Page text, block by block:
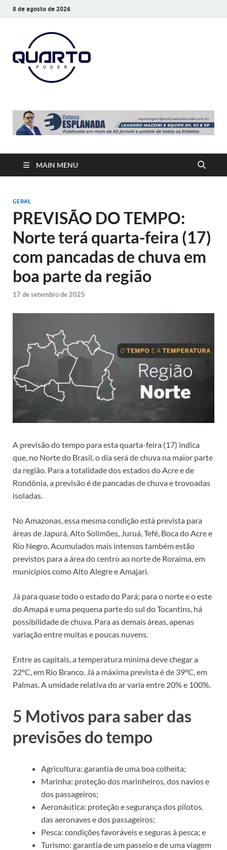
8 de agosto de 2026
MAIN MENU
GERAL
PREVISÃO DO TEMPO:
Norte terá quarta-feira (17)
com pancadas de chuva em
boa parte da região
17 de setembro de 2025
A previsão do tempo para esta quarta-feira (17) indica
que, no Norte do Brasil, o dia será de chuva na maior parte
da região. Para a totalidade dos estados do Acre e de
Rondônia, a previsão é de pancadas de chuva e trovoadas
isoladas.
No Amazonas, essa mesma condição está prevista para
áreas de Japurá, Alto Solimões, Juruá, Tefé, Boca do Acre e
Rio Negro. Acumulados mais intensos também estão
previstos para a área do centro ao norte de Roraima, em
municípios como Alto Alegre e Amajari.
Já para quase todo o estado do Pará; para o norte e o este
do Amapá e uma pequena parte do sul do Tocantins, há
possibilidade de chuva. Para as demais áreas, apenas
variação entre muitas e poucas nuvens.
Entre as capitais, a temperatura mínima deve chegar a
22°C, em Rio Branco. Já a máxima prevista é de 39°C, em
Palmas. A umidade relativa do ar varia entre 20% e 100%.
5 Motivos para saber das
previsões do tempo
Agricultura: garantia de uma boa colheita;
Marinha: proteção dos marinheiros, dos navios e
dos passageiros;
Aeronáutica: proteção e segurança dos pilotos,
das aeronaves e dos passageiros;
Pesca: condições favoráveis e seguras à pesca; e
Turismo: garantia de um passeio e de uma viagem